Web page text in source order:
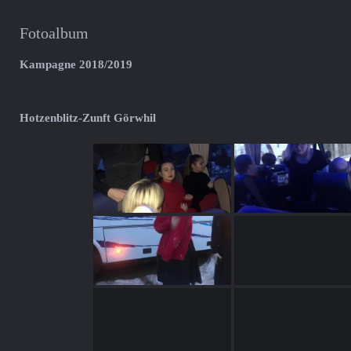
Fotoalbum
Kampagne 2018/2019
Hotzenblitz-Zunft Görwhil